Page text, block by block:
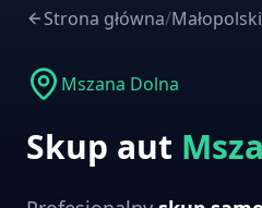
Strona główna/
Mszana Dolna
Skup aut